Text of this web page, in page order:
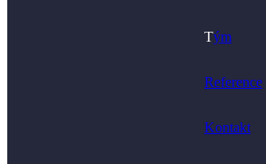
Tým
Reference
Kontakt